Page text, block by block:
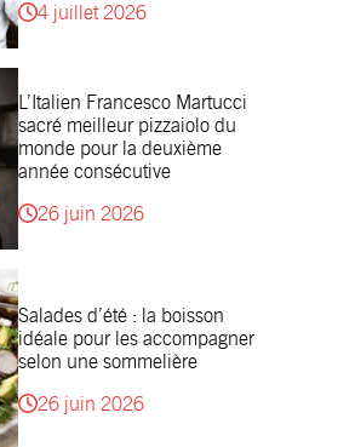
4 juillet 2026
L’Italien Francesco Martucci
sacré meilleur pizzaiolo du
monde pour la deuxième
année consécutive
26 juin 2026
Salades d’été : la boisson
idéale pour les accompagner
selon une sommelière
26 juin 2026